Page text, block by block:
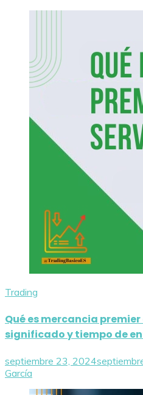
Trading
Qué es mercancia
significado y tiempo de
septiembre 23, 2024
García